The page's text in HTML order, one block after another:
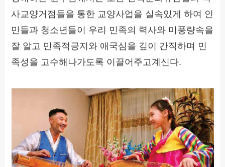
사교양거점들을 통한 교양사업을 실속있게 하여 인
민들과 청소년들이 우리 민족의 력사와 미풍량속을
잘 알고 민족적긍지와 애국심을 깊이 간직하며 민
족성을 고수해나가도록 이끌어주고계신다.